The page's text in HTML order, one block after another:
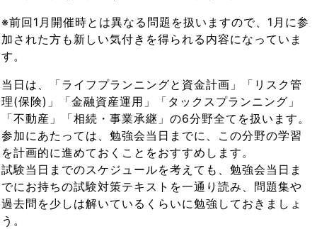
※前回1月開催時とは異なる問題を扱いますので、1月に参
加された方も新しい気付きを得られる内容になっていま
す。
当日は、「ライフプランニングと資金計画」「リスク管
理(保険)」「金融資産運用」「タックスプランニング」
「不動産」「相続・事業承継」の6分野全てを扱います。
参加にあたっては、勉強会当日までに、この分野の学習
を計画的に進めておくことをおすすめします。
試験当日までのスケジュールを考えても、勉強会当日ま
でにお持ちの試験対策テキストを一通り読み、問題集や
過去問を少しは解いているくらいに勉強しておきましょ
う。